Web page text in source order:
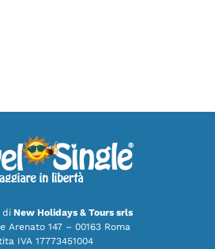
di New Holidays & Tours srls
Arenato 147 – 00163 Roma
IVA 17773451004